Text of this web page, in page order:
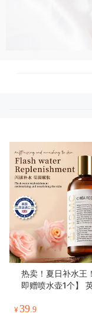
热卖！夏日补水王
即赠喷水壶1个】
清润细腻 水润丝滑
¥39.9